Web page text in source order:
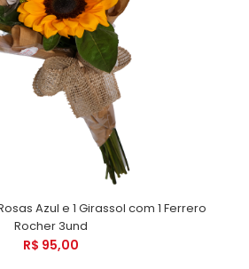
Azul e 1 Girassol com 1 Ferrero
Rocher 3und
R$ 95,00